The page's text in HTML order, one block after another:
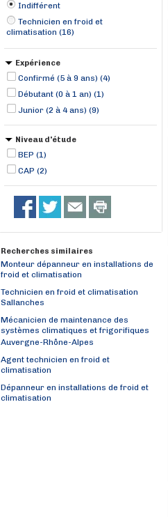
Indifférent
Technicien en froid et
climatisation (16)
Expérience
Confirmé (5 à 9 ans) (4)
Débutant (0 à 1 an) (1)
Junior (2 à 4 ans) (9)
Niveau d'étude
BEP (1)
CAP (2)
Recherches similaires
Monteur dépanneur en installations de
froid et climatisation
Technicien en froid et climatisation
Sallanches
Mécanicien de maintenance des
systèmes climatiques et frigorifiques
Auvergne-Rhône-Alpes
Agent technicien en froid et
climatisation
Dépanneur en installations de froid et
climatisation